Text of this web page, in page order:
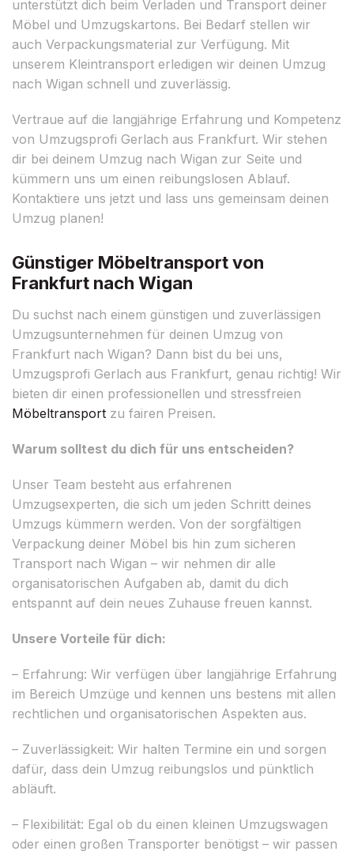
unterstützt dich beim Verladen und Transport deiner
Möbel und Umzugskartons. Bei Bedarf stellen wir
auch Verpackungsmaterial zur Verfügung. Mit
unserem Kleintransport erledigen wir deinen Umzug
nach Wigan schnell und zuverlässig.
Vertraue auf die langjährige Erfahrung und Kompetenz
von Umzugsprofi Gerlach aus Frankfurt. Wir stehen
dir bei deinem Umzug nach Wigan zur Seite und
kümmern uns um einen reibungslosen Ablauf.
Kontaktiere uns jetzt und lass uns gemeinsam deinen
Umzug planen!
Günstiger Möbeltransport von
Frankfurt nach Wigan
Du suchst nach einem günstigen und zuverlässigen
Umzugsunternehmen für deinen Umzug von
Frankfurt nach Wigan? Dann bist du bei uns,
Umzugsprofi Gerlach aus Frankfurt, genau richtig! Wir
bieten dir einen professionellen und stressfreien
Möbeltransport zu fairen Preisen.
Warum solltest du dich für uns entscheiden?
Unser Team besteht aus erfahrenen
Umzugsexperten, die sich um jeden Schritt deines
Umzugs kümmern werden. Von der sorgfältigen
Verpackung deiner Möbel bis hin zum sicheren
Transport nach Wigan – wir nehmen dir alle
organisatorischen Aufgaben ab, damit du dich
entspannt auf dein neues Zuhause freuen kannst.
Unsere Vorteile für dich:
– Erfahrung: Wir verfügen über langjährige Erfahrung
im Bereich Umzüge und kennen uns bestens mit allen
rechtlichen und organisatorischen Aspekten aus.
– Zuverlässigkeit: Wir halten Termine ein und sorgen
dafür, dass dein Umzug reibungslos und pünktlich
abläuft.
– Flexibilität: Egal ob du einen kleinen Umzugswagen
oder einen großen Transporter benötigst – wir passen